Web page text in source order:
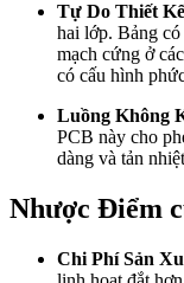
Tự Do Thiết
hai lớp. Bảng
mạch cứng ở
có cấu hình
Luồng Không
PCB này cho
dàng và tản
Nhược Điểm
Chi Phí Sản